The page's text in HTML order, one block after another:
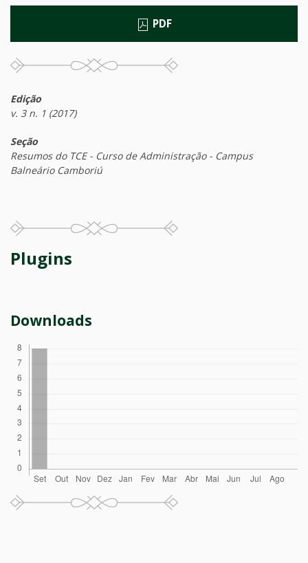
PDF
Edição
v. 3 n. 1 (2017)
Seção
Resumos do TCE - Curso de Administração - Campus
Balneário Camboriú
Plugins
Downloads